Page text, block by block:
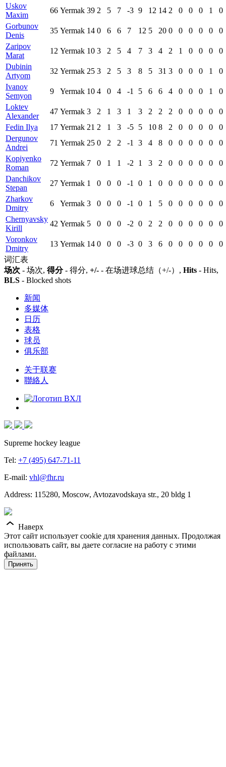
Uskov
Maxim
66 Yermak 39 2 5 7 -3 9 12 14 2 0 0 0 1
0
Gorbunov
Denis
35 Yermak 14 0 6 6 7 12 5 20 0 0 0 0 0
0
Zaripov
Marat
12 Yermak 10 3 2 5 4 7 3 4 2 1 0 0 0
0
Dubinin
Artyom
32 Yermak 25 3 2 5 3 8 5 31 3 0 0 0 1
0
Ivanov
Semyon
9 Yermak 10 4 0 4 -1 5 6 6 4 0 0 0 1
0
Loktev
Alexander
47 Yermak 3 2 1 3 1 3 2 2 2 0 0 0 0
0
Fedin Ilya
17 Yermak 21 2 1 3 -5 5 10 8 2 0 0 0 0
0
Dergunov
Andrei
71 Yermak 25 0 2 2 -1 3 4 8 0 0 0 0 0
0
Kopiyenko
Roman
72 Yermak 7 0 1 1 -2 1 3 2 0 0 0 0 0
0
Danchikov
Stepan
27 Yermak 1 0 0 0 -1 0 1 0 0 0 0 0 0
0
Zharkov
Dmitry
6 Yermak 3 0 0 0 -1 0 1 5 0 0 0 0 0
0
Chernyavsky
Kirill
42 Yermak 5 0 0 0 -2 0 2 2 0 0 0 0 0
0
Voronkov
Dmitry
13 Yermak 14 0 0 0 -3 0 3 6 0 0 0 0 0
0
词汇表
场次 - 场次, 得分- 得分, +/- - 在场进球总结（+/-）, Hits - Hits,
BLS - Blocked shots
新闻
多媒体
日历
表格
球员
俱乐部
关于联赛
聯絡人
Supreme hockey league
Tel: +7 (495) 647-71-11
E-mail: vhl@fhr.ru
Address: 115280, Moscow, Avtozavodskaya str., 20 bldg 1
Наверх
Этот сайт использует cookie для хранения данных. Продолжая
использовать сайт, вы даете согласие на работу с этими
файлами.
Принять